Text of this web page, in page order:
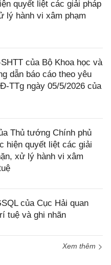
quyết liệt các giải pháp
lý hành vi xâm phạm
của Bộ Khoa học và
dẫn báo cáo theo yêu
TTg ngày 05/5/2026 của
Thủ tướng Chính phủ
hiện quyết liệt các giải
xử lý hành vi xâm
của Cục Hải quan
tuệ và ghi nhãn
Xem thêm